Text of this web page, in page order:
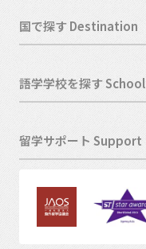
国で探す Destination
語学学校を探す School
留学サポート Support